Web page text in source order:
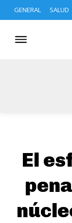
GENERAL SALUD
El